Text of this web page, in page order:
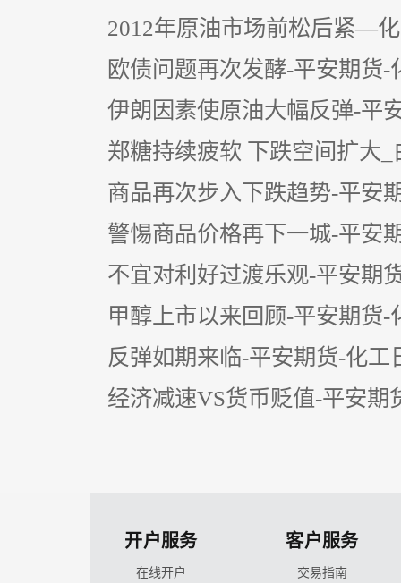
2012年原油市场前松后紧—
欧债问题再次发酵-平安期货-
伊朗因素使原油大幅反弹-平
郑糖持续疲软 下跌空间扩大
商品再次步入下跌趋势-平安
警惕商品价格再下一城-平安
不宜对利好过渡乐观-平安期
甲醇上市以来回顾-平安期货-
反弹如期来临-平安期货-化工
经济减速VS货币贬值-平安期
开户服务
在线开户
客户服务
交易指南